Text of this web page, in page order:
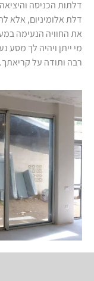
דלתות הכניסה
דלת אלומיניום, אלא
את החוויה הנעימה
מי ייתן ויהיה לך מסע
רבה ותודה על קריאתך.